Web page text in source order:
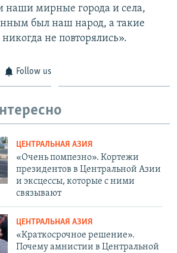
наши мирные города и села,
был наш народ, а такие
не повторялись».
Follow us
ЦЕНТРАЛЬНАЯ АЗИЯ
«Очень помпезно». Кортежи
президентов в Центральной Азии
и эксцессы, которые с ними
связывают
ЦЕНТРАЛЬНАЯ АЗИЯ
«Краткосрочное решение».
Почему амнистии в Центральной